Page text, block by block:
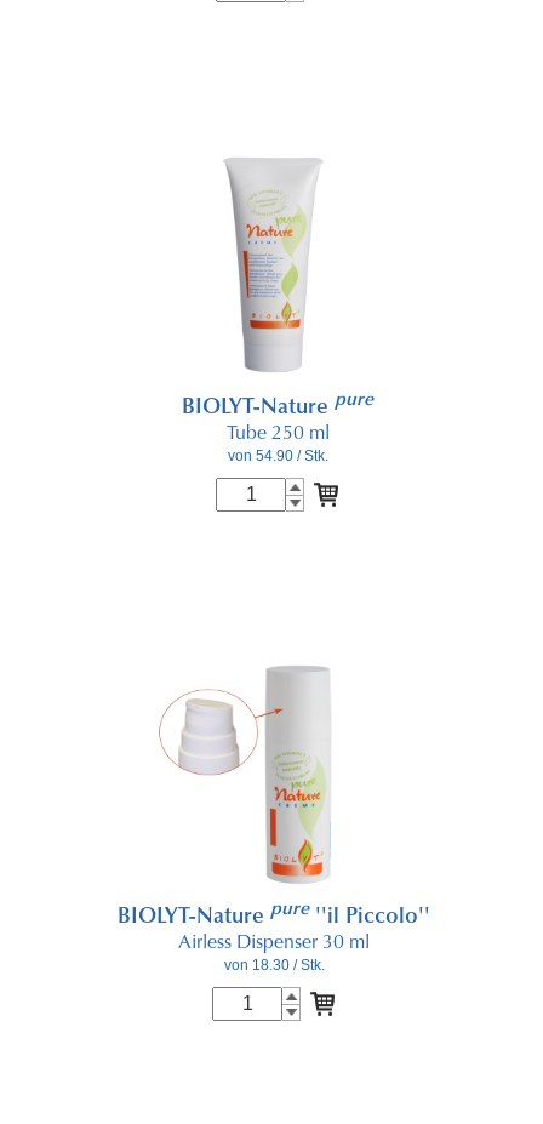
BIOLYT-Naturepure
Tube 250 ml
von 54.90/ Stk.
BIOLYT-Nature pure''il Piccolo''
Airless Dispenser 30 ml
von 18.30/ Stk.